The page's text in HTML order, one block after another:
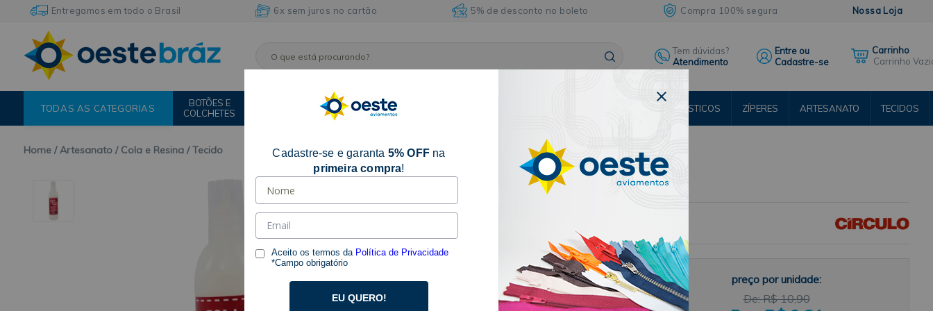
Entregamos em todo o Brasil 6x sem juros no cartão 5% de desconto no boleto Compra 100% segura Nossa Loja
Tem dúvidas?
Atendimento
Entre ou
Cadastre-se
Carrinho
TODAS AS CATEGORIAS
BOTÕES E
COLCHETES
FITAS
ARMARINHOS
E
ACESSÓRIOS
ELÁSTICOS ZÍPERES ARTESANATO TECIDOS
Home Artesanato Cola e Resina Tecido
COLA PANO - 60 GRAMAS - CÍRCULO
SKU 19286
Descrição:
Cola Pano - 60 gramas - CírculoComposição: Resina
acrílica, água deionizada, conservantes e
espessantes.Contém: 60 gramasCola resistente a
preço por unidade:
R$ 10,90
Cadastre-se e garanta 5% OFF na
primeira compra!
Aceito os termos da Política de Privacidade
*Campo obrigatório
EU QUERO!